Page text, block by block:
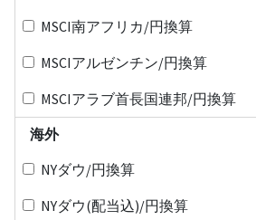
MSCI南アフリカ/円換算
MSCIアルゼンチン/円換算
MSCIアラブ首長国連邦/円換算
海外
NYダウ/円換算
NYダウ(配当込)/円換算